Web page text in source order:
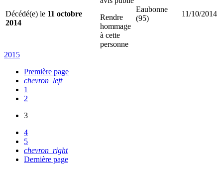
Décédé(e) le 11 octobre
2014
Rendre
hommage
à cette
personne
Eaubonne
(95)
11/10/2014
2015
Première page
chevron_left
1
2
3
4
5
chevron_right
Dernière page